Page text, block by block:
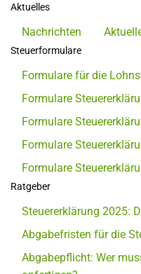
Aktuelles
Nachrichten
Steuerformulare
Formulare für die
Formulare
Formulare
Formulare
Formulare
Ratgeber
Steuererklärung 2025:
Abgabefristen für die
Abgabepflicht: Wer